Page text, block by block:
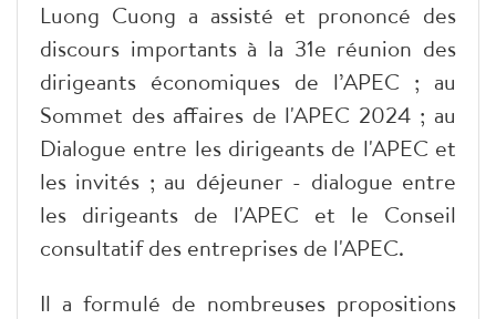
Luong Cuong a assisté et prononcé des
discours importants à la 31e réunion des
dirigeants économiques de l’APEC ; au
Sommet des affaires de l'APEC 2024 ; au
Dialogue entre les dirigeants de l'APEC et
les invités ; au déjeuner - dialogue entre
les dirigeants de l'APEC et le Conseil
consultatif des entreprises de l'APEC.
Il a formulé de nombreuses propositions